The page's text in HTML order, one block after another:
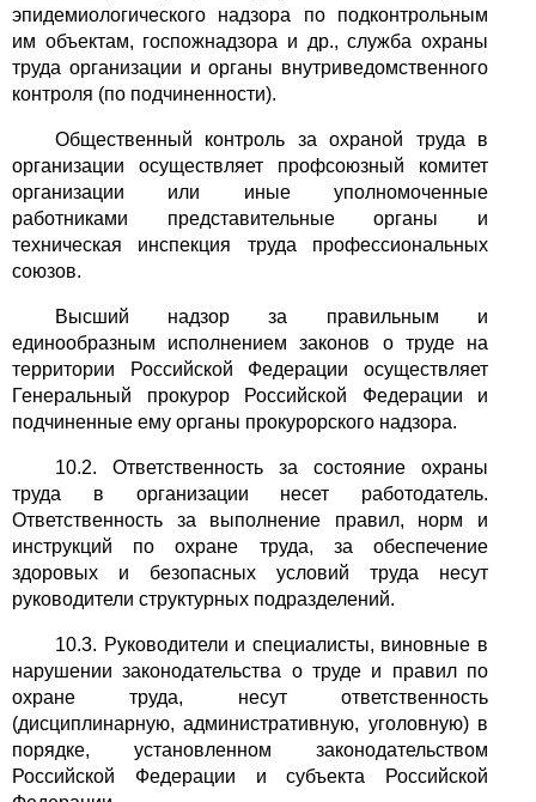
эпидемиологического надзора по подконтрольным
им объектам, госпожнадзора и др., служба охраны
труда организации и органы внутриведомственного
контроля (по подчиненности).
Общественный контроль за охраной труда в
организации осуществляет профсоюзный комитет
организации или иные уполномоченные
работниками представительные органы и
техническая инспекция труда профессиональных
союзов.
Высший надзор за правильным и
единообразным исполнением законов о труде на
территории Российской Федерации осуществляет
Генеральный прокурор Российской Федерации и
подчиненные ему органы прокурорского надзора.
10.2. Ответственность за состояние охраны
труда в организации несет работодатель.
Ответственность за выполнение правил, норм и
инструкций по охране труда, за обеспечение
здоровых и безопасных условий труда несут
руководители структурных подразделений.
10.3. Руководители и специалисты, виновные в
нарушении законодательства о труде и правил по
охране труда, несут ответственность
(дисциплинарную, административную, уголовную) в
порядке, установленном законодательством
Российской Федерации и субъекта Российской